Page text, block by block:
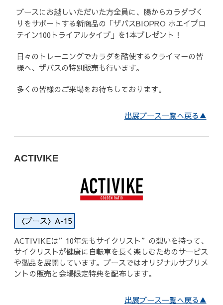
ブースにお越しいただいた方全員に、腸からカラダづく
りをサポートする新商品の「ザバスBIOPRO ホエイプロ
テイン100トライアルタイプ」を1本プレゼント！
日々のトレーニングでカラダを酷使するクライマーの皆
様へ、ザバスの特別販売も行います。
多くの皆様のご来場をお待ちしております。
出展ブース一覧へ戻る▲
ACTIVIKE
A-15
ACTIVIKEは”10年先もサイクリスト”の想いを持って、
サイクリストが健康に自転車を長く楽しむためのサービス
や製品を展開しています。ブースではオリジナルサプリメ
ントの販売と会場限定特典を配布します。
出展ブース一覧へ戻る▲